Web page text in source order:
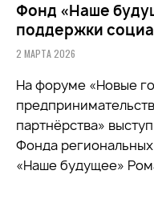
Фонд «Наше
поддержки
2 МАРТА 2026
На форуме «Новые
партнёрства»
Фонда
«Наше будущее»